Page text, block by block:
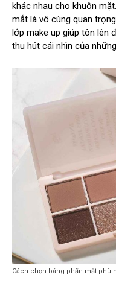
khác nhau cho khuôn
mắt là vô cùng quan
lớp make up giúp tôn lên
thu hút cái nhìn của
Cách chọn bảng phấn mắt phù